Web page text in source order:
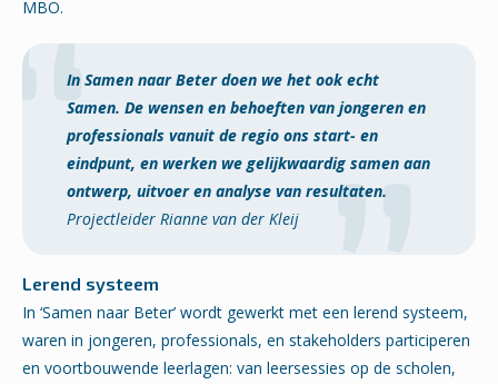
MBO.
In Samen naar Beter doen we het ook echt
Samen. De wensen en behoeften van jongeren en
professionals vanuit de regio ons start- en
eindpunt, en werken we gelijkwaardig samen aan
ontwerp, uitvoer en analyse van resultaten.
Projectleider Rianne van der Kleij
Lerend systeem
In ‘Samen naar Beter’ wordt gewerkt met een lerend systeem,
waren in jongeren, professionals, en stakeholders participeren
en voortbouwende leerlagen: van leersessies op de scholen,